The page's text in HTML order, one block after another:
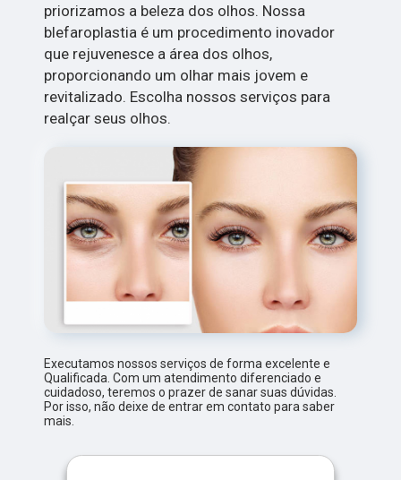
priorizamos a beleza dos olhos. Nossa
blefaroplastia é um procedimento inovador
que rejuvenesce a área dos olhos,
proporcionando um olhar mais jovem e
revitalizado. Escolha nossos serviços para
realçar seus olhos.
Executamos nossos serviços de forma excelente e
Qualificada. Com um atendimento diferenciado e
cuidadoso, teremos o prazer de sanar suas dúvidas.
Por isso, não deixe de entrar em contato para saber
mais.